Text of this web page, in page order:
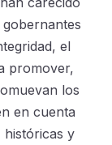
el
promover,
los
en cuenta
históricas y